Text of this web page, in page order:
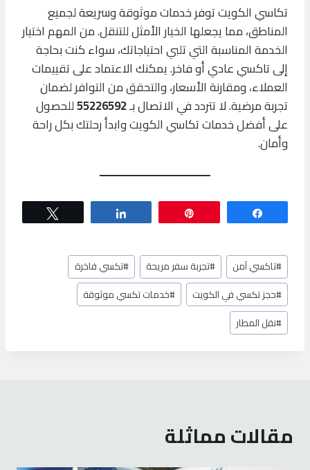
تكاسي الكويت توفر خدمات موثوقة وسريعة لجميع
المناطق، مما يجعلها الخيار الأمثل للتنقل. من المهم اختيار
الخدمة المناسبة التي تلبي احتياجاتك، سواء كنت بحاجة
إلى تاكسي عادي أو فاخر. يمكنك الاعتماد على تقييمات
العملاء، ومقارنة الأسعار، والتحقق من التوافر لضمان
تجربة مرضية. لا تتردد في الاتصال بـ55226592للحصول
على أفضل خدمات تكاسي الكويت وابدأ رحلتك بكل راحة
وأمان.
وسوم
المقال:
#تاكسي آمن #تجربة سفر مريحة #تكسي فاخرة
#حجز تكسي في الكويت #خدمات تكسي موثوقة
#نقل المطار
مقالات مماثلة